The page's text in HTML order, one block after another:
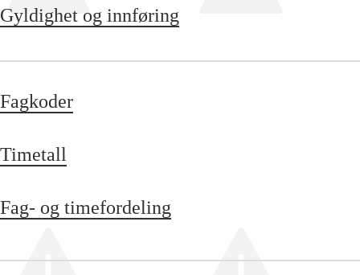
Gyldighet og innføring
Fagkoder
Timetall
Fag- og timefordeling